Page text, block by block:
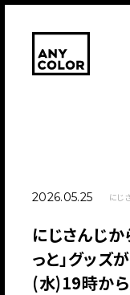
2026.05.25 にじ
にじさんじ
っと」グッズ
(水)19時から